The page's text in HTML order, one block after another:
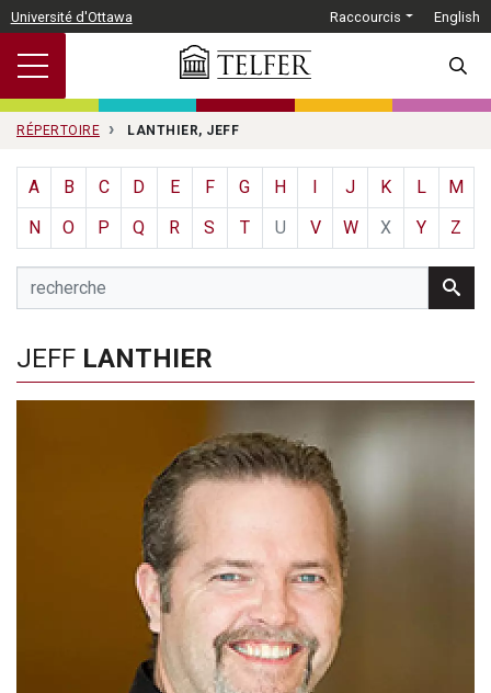
Passer au contenu principal
Université d'Ottawa Raccourcis English
RÉPERTOIRE LANTHIER, JEFF
A B C D E F G H J K L
M
N
O P Q R S T U V W X Y Z
JEFF LANTHIER